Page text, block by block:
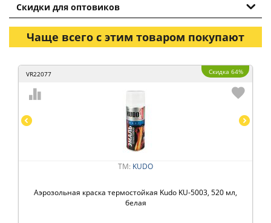
Скидки для оптовиков
Чаще всего с этим товаром покупают
VR22077 Скидка 64%
ТМ: KUDO
Аэрозольная краска термостойкая Kudo KU-5003, 520 мл,
белая